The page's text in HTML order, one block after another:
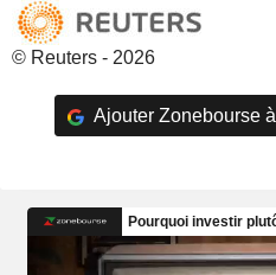
© Reuters - 2026
Ajouter Zonebourse